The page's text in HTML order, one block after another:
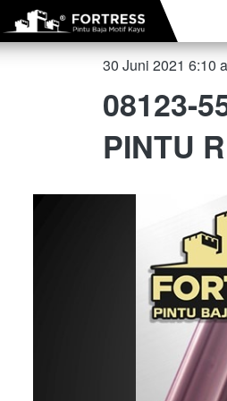
30 Juni 2021 6:10
08123-
PINTU